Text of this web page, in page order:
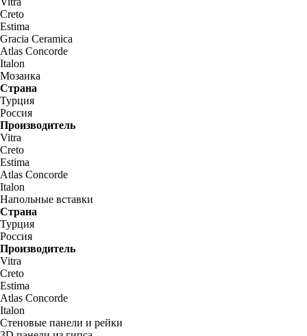
Creto
Estima
Gracia Ceramica
Atlas Concorde
Italon
Мозаика
Страна
Турция
Россия
Производитель
Vitra
Creto
Estima
Atlas Concorde
Italon
Напольные вставки
Страна
Турция
Россия
Производитель
Vitra
Creto
Estima
Atlas Concorde
Italon
Стеновые панели и рейки